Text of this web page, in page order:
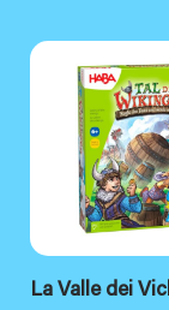
La Valle dei